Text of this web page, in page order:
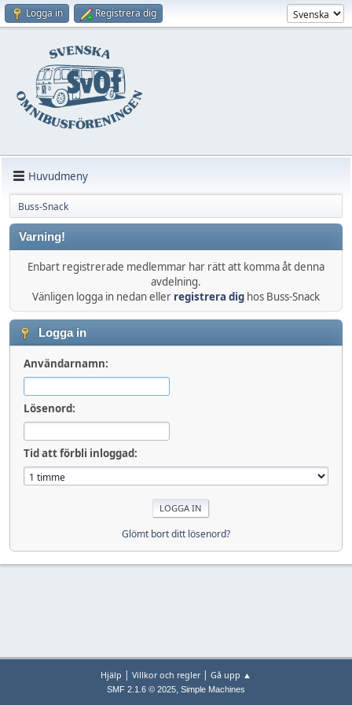
Logga in Registrera dig
Huvudmeny
Buss-Snack
Varning!
Enbart registrerade medlemmar har rätt att komma åt denna
avdelning.
Vänligen logga in nedan eller registrera dig hos Buss-Snack
Logga in
Användarnamn:
Lösenord:
Tid att förbli inloggad:
Glömt bort ditt lösenord?
Hjälp | Villkor och regler| Gå upp ▲
SMF 2.1.6 © 2025, Simple Machines